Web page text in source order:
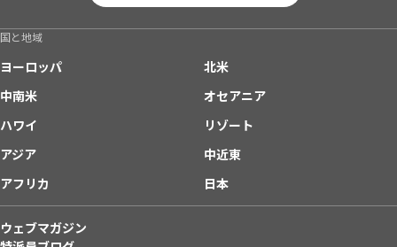
国と地域
ヨーロッパ
北米
中南米
オセアニア
ハワイ
リゾート
アジア
中近東
アフリカ
日本
ウェブマガジン